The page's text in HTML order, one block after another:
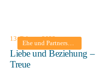
Ehe und Partnerschaft
13. Februar 2022
Liebe und Beziehung –
Treue